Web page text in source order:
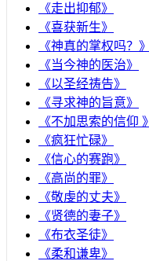
《走出抑郁》
《喜获新生》
《神真的掌权吗？》
《当今神的医治》
《以圣经祷告》
《寻求神的旨意》
《不加思索的信仰 》
《疯狂忙碌》
《信心的赛跑》
《高尚的罪》
《敬虔的丈夫》
《贤德的妻子》
《布衣圣徒》
《柔和谦卑》